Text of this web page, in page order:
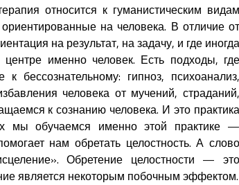
относится к гуманистическим видам
на человека. В отличие от
на результат, на задачу, и где иногда
именно человек. Есть подходы, где
бессознательному: гипноз, психоанализ,
человека от мучений, страданий,
к сознанию человека. И это практика
мы обучаемся именно этой практике —
нам обретать целостность. А слово
Обретение целостности — это
является некоторым побочным эффектом.